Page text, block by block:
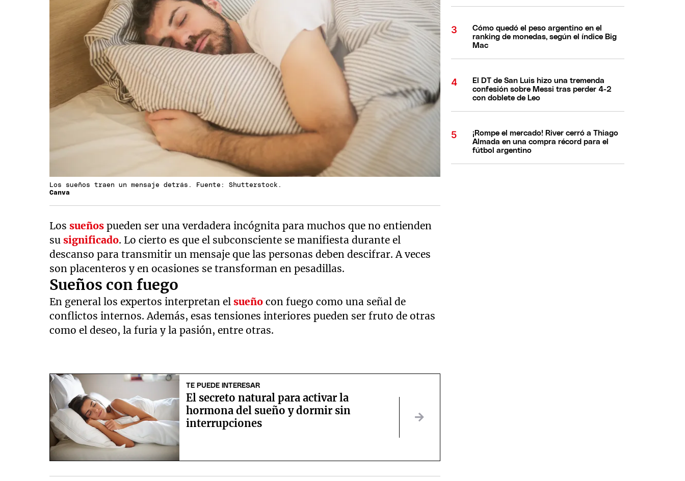
Los sueños traen un mensaje detrás. Fuente: Shutterstock.
Canva
Lossueños pueden ser una verdadera incógnita para muchos que no entienden
susignificado. Lo cierto es que el subconsciente se manifiesta durante el
descanso para transmitir un mensaje que las personas deben descifrar. A veces
son placenteros y en ocasiones se transforman en pesadillas.
Sueños con fuego
En general los expertos interpretan elsueño con fuego como una señal de
conflictos internos. Además, esas tensiones interiores pueden ser fruto de otras
como el deseo, la furia y la pasión, entre otras.
TE PUEDE INTERESAR
El secreto natural para activar la
hormona del sueño y dormir sin
interrupciones
Cómo quedó el peso argentino en el
ranking de monedas, según el índice Big
Mac
El DT de San Luis hizo una tremenda
confesión sobre Messi tras perder 4-2
con doblete de Leo
¡Rompe el mercado! River cerró a Thiago
Almada en una compra récord para el
fútbol argentino